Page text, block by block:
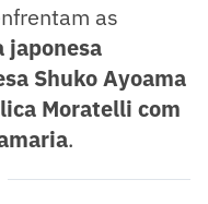
as
japonesa
Shuko Ayoama
Moratelli com
.